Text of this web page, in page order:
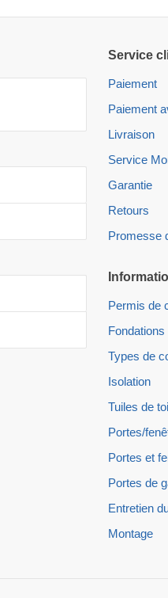
Service
Paiement
Paiement
Livraison
Service
Garantie
Retours
Promesse
Permis de
Fondations
Types de
Isolation
Tuiles de
Portes/
Portes et
Portes de
Entretien
Montage